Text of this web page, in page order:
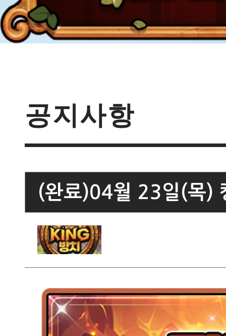
공지사항
(완료)04월 23일(목)